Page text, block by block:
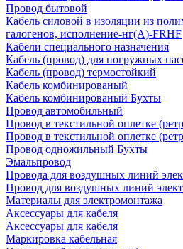
Провод бытовой
Кабель силовой в изоляции из
галогенов, исполнение-нг(А)-FRHF
Кабели специального назначения
Кабель (провод) для погружных
Кабель (провод) термостойкий
Кабель комбинированый
Кабель комбинированый Бухты
Провод автомобильный
Провод в текстильной оплетке
Провод в текстильной оплетке
Провод одножильный Бухты
Эмальпровод
Провода для воздушных линий
Провод для воздушных линий
Материалы для электромонтажа
Аксессуары для кабеля
Аксессуары для кабеля
Маркировка кабельная